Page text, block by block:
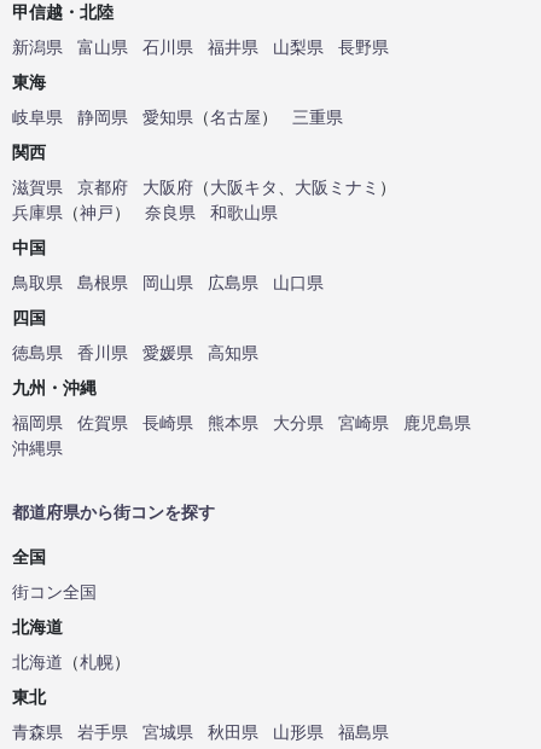
甲信越・北陸
新潟県
富山県 石川県 福井県 山梨県
長野県
東海
岐阜県
静岡県 愛知県 （名古屋）
三重県
関西
滋賀県
京都府 大阪府 （大阪キタ、 大阪ミナミ ）
兵庫県 （神戸） 奈良県
和歌山県
中国
鳥取県
島根県 岡山県 広島県
山口県
四国
徳島県
香川県 愛媛県
高知県
九州・沖縄
福岡県
佐賀県 長崎県 熊本県 大分県 宮崎県
鹿児島県
沖縄県
都道府県から街コンを探す
全国
街コン全国
北海道
北海道 （札幌）
東北
青森県
岩手県 宮城県 秋田県 山形県
福島県